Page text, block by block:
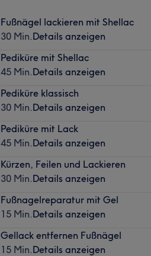
Fußnägel lackieren mit Shellac
30 Min.Details anzeigen
Pediküre mit Shellac
45 Min.Details anzeigen
Pediküre klassisch
30 Min.Details anzeigen
Pediküre mit Lack
45 Min.Details anzeigen
Kürzen, Feilen und Lackieren
30 Min.Details anzeigen
Fußnagelreparatur mit Gel
15 Min.Details anzeigen
Gellack entfernen Fußnägel
15 Min.Details anzeigen